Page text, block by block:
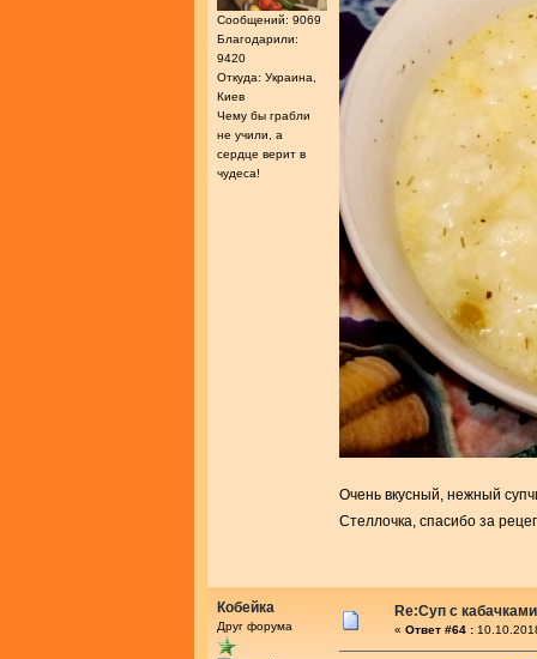
Сообщений: 9069
Благодарили:
9420
Откуда: Украина,
Киев
Чему бы грабли
не учили, а
сердце верит в
чудеса!
Очень вкусный, нежный
Стеллочка, спасибо за
Кобейка
Друг форума
Re:Суп с
« Ответ #64 :